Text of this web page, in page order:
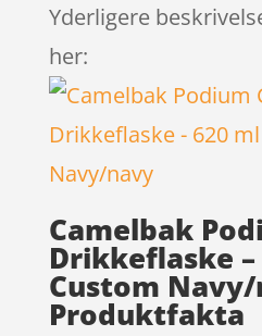
Yderligere
her:
Camelbak
Drikkeflaske –
Custom
Produktfakta